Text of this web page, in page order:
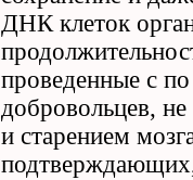
ДНК клеток
проведенные с
добровольцев,
и старением